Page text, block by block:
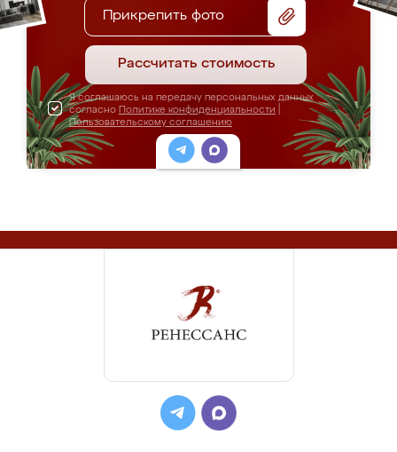
Прикрепить фото
Рассчитать стоимость
Я соглашаюсь на передачу персональных данных
согласно Политике конфиденциальности
Пользовательскому соглашению